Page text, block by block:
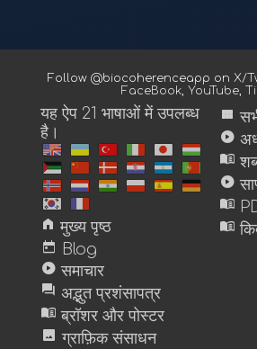
Follow @biocoherenceapp on X/
FaceBook, YouTube,
यह ऐप 21 भाषाओं में उपलब्ध
है।
home मुख्य पृष्ठ
today Blog
play_circle समाचार
forum अद्भुत प्रशंसापत्र
menu_book ब्रॉशर और पोस्टर
image ग्राफ़िक संसाधन
view_module
play_circle
menu_book
play_circle
menu_book
menu_book